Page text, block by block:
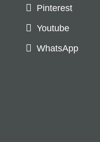
Pinterest
Youtube
WhatsApp